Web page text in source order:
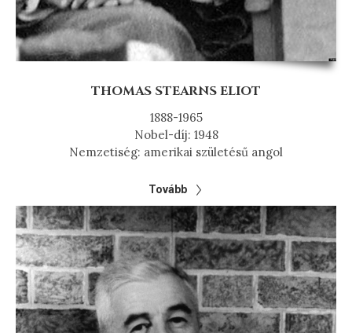
THOMAS STEARNS ELIOT
1888-1965
Nobel-díj: 1948
Nemzetiség: amerikai születésű angol
Tovább